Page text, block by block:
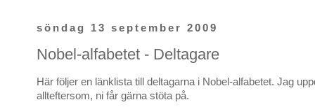
söndag 13 september 2009
Nobel-alfabetet - Deltagare
Här följer en länklista till deltagarna i Nobel-alfabetet. Jag
allteftersom, ni får gärna stöta på.